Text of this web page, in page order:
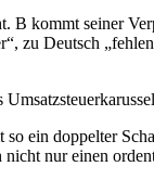
B kommt seiner
zu Deutsch
ein doppelter
nur einen